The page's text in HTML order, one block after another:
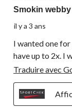
Smokin webby
il y a 3 ans
I wanted one
have up to 2x. I
Traduire avec